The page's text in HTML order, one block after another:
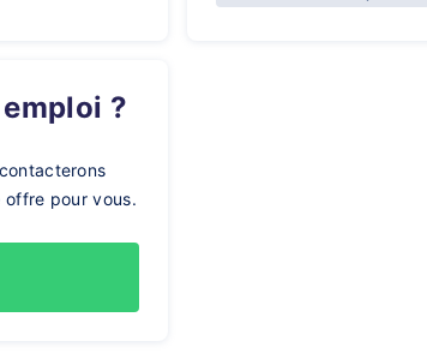
emploi ?
offre pour vous.